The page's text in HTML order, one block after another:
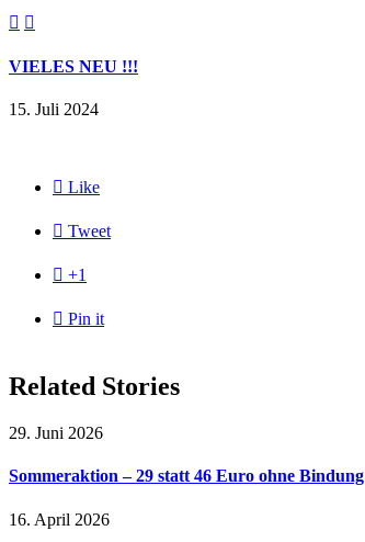
 
VIELES NEU !!!
15. Juli 2024
 Like
 Tweet
 +1
 Pin it
Related Stories
29. Juni 2026
Sommeraktion – 29 statt 46 Euro ohne Bindung
16. April 2026